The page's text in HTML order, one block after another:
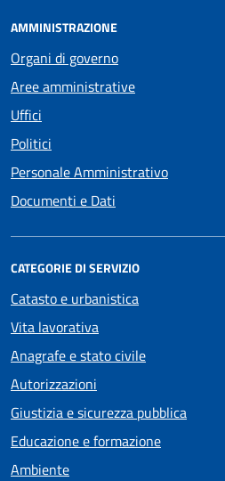
AMMINISTRAZIONE
Organi di governo
Aree amministrative
Uffici
Politici
Personale Amministrativo
Documenti e Dati
CATEGORIE DI SERVIZIO
Catasto e urbanistica
Vita lavorativa
Anagrafe e stato civile
Autorizzazioni
Giustizia e sicurezza pubblica
Educazione e formazione
Ambiente